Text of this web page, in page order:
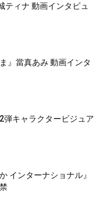
ティナ 動画インタビュ
』當真あみ 動画インタ
弾キャラクタービジュア
インターナショナル』